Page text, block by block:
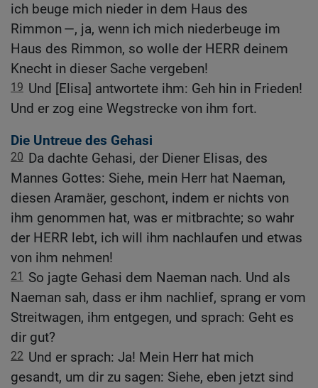
ich beuge mich nieder in dem Haus des
Rimmon —, ja, wenn ich mich niederbeuge im
Haus des Rimmon, so wolle der HERR deinem
Knecht in dieser Sache vergeben!
19 Und [Elisa] antwortete ihm: Geh hin in Frieden!
Und er zog eine Wegstrecke von ihm fort.
Die Untreue des Gehasi
20 Da dachte Gehasi, der Diener Elisas, des
Mannes Gottes: Siehe, mein Herr hat Naeman,
diesen Aramäer, geschont, indem er nichts von
ihm genommen hat, was er mitbrachte; so wahr
der HERR lebt, ich will ihm nachlaufen und etwas
von ihm nehmen!
21
So jagte Gehasi dem Naeman nach. Und als
Naeman sah, dass er ihm nachlief, sprang er vom
Streitwagen, ihm entgegen, und sprach: Geht es
dir gut?
22 Und er sprach: Ja! Mein Herr hat mich
gesandt, um dir zu sagen: Siehe, eben jetzt sind